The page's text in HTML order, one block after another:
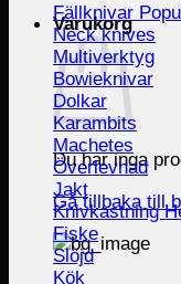
Varukorg
Du har inga
Gå tillbaka till
Fällknivar
Neck knives
Multiverktyg
Bowieknivar
Dolkar
Karambits
Machetes
Överlevnad
Jakt
Knivkastning
Fiske
Slöjd
Kök